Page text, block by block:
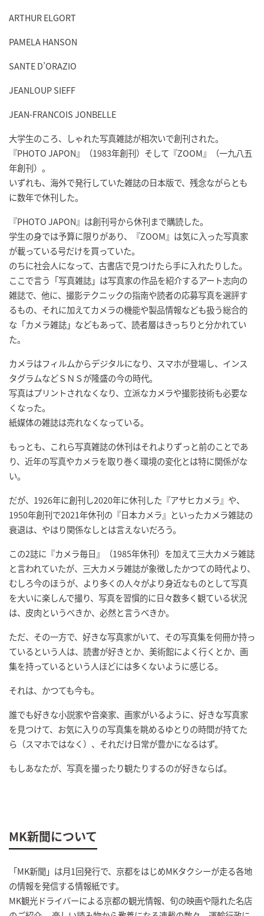
ARTHUR ELGORT
PAMELA HANSON
SANTE D’ORAZIO
JEANLOUP SIEFF
JEAN-FRANCOIS JONBELLE
大学生のころ、しゃれた写真雑誌が相次いで創刊された。
『PHOTO JAPON』（1983年創刊）そして『ZOOM』（一九八五
年創刊）。
いずれも、海外で発行していた雑誌の日本版で、残念ながらとも
に数年で休刊した。
『PHOTO JAPON』は創刊号から休刊まで購読した。
学生の身では予算に限りがあり、『ZOOM』は気に入った写真家
が載っている号だけを買っていた。
のちに社会人になって、古書店で見つけたら手に入れたりした。
ここで言う「写真雑誌」は写真家の作品を紹介するアート志向の
雑誌で、他に、撮影テクニックの指南や読者の応募写真を選評す
るもの、それに加えてカメラの機能や製品情報なども扱う総合的
な「カメラ雑誌」などもあって、読者層はきっちりと分かれてい
た。
カメラはフィルムからデジタルになり、スマホが登場し、インス
タグラムなどＳＮＳが隆盛の今の時代。
写真はプリントされなくなり、立派なカメラや撮影技術も必要な
くなった。
紙媒体の雑誌は売れなくなっている。
もっとも、これら写真雑誌の休刊はそれよりずっと前のことであ
り、近年の写真やカメラを取り巻く環境の変化とは特に関係がな
い。
だが、1926年に創刊し2020年に休刊した『アサヒカメラ』や、
1950年創刊で2021年休刊の『日本カメラ』といったカメラ雑誌の
衰退は、やはり関係なしとは言えないだろう。
この2誌に『カメラ毎日』（1985年休刊）を加えて三大カメラ雑誌
と言われていたが、三大カメラ雑誌が象徴したかつての時代より、
むしろ今のほうが、より多くの人々がより身近なものとして写真
を大いに楽しんで撮り、写真を習慣的に日々数多く観ている状況
は、皮肉というべきか、必然と言うべきか。
ただ、その一方で、好きな写真家がいて、その写真集を何冊か持っ
ているという人は、読書が好きとか、美術館によく行くとか、画
集を持っているという人ほどには多くないように感じる。
それは、かつても今も。
誰でも好きな小説家や音楽家、画家がいるように、好きな写真家
を見つけて、お気に入りの写真集を眺めるゆとりの時間が持てた
ら（スマホではなく）、それだけ日常が豊かになるはず。
もしあなたが、写真を撮ったり観たりするのが好きならば。
MK新聞について
「MK新聞」は月1回発行で、京都をはじめMKタクシーが走る各地
の情報を発信する情報紙です。
MK観光ドライバーによる京都の観光情報、旬の映画や隠れた名店